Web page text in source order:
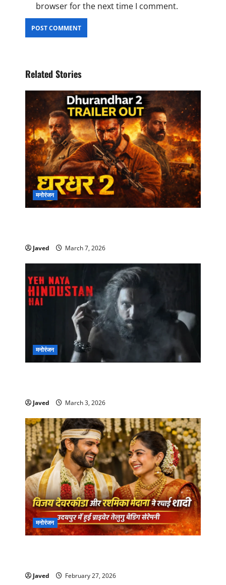
browser for the next time I comment.
Related Stories
मनोरंजन
Javed March 7, 2026
मनोरंजन
Javed March 3, 2026
मनोरंजन
Javed February 27, 2026